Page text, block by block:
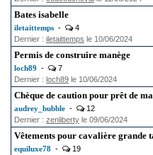
Bates isabelle
iletaittemps -
4
Dernier : iletaittemps le 10/06/2024
Permis de construire manège
loch89 -
7
Dernier : loch89 le 10/06/2024
Chèque de caution pour prêt de
audrey_bubble -
12
Dernier : zenliberty le 09/06/2024
Vêtements pour cavalière grande
equiluxe78 -
19